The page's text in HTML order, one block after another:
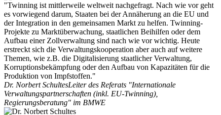
"Twinning ist mittlerweile weltweit nachgefragt. Nach wie vor geht
es vorwiegend darum, Staaten bei der Annäherung an die EU und
der Integration in den gemeinsamen Markt zu helfen. Twinning-
Projekte zu Marktüberwachung, staatlichen Beihilfen oder dem
Aufbau einer Zollverwaltung sind nach wie vor wichtig. Heute
erstreckt sich die Verwaltungskooperation aber auch auf weitere
Themen, wie z.B. die Digitalisierung staatlicher Verwaltung,
Korruptionsbekämpfung oder den Aufbau von Kapazitäten für die
Produktion von Impfstoffen."
Dr. Norbert SchultesLeiter des Referats "Internationale
Verwaltungspartnerschaften (inkl. EU-Twinning),
Regierungsberatung" im BMWE